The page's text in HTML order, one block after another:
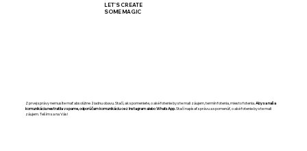
LET'S CREATE
SOME MAGIC
Z prvej správy nemusíte mať absolútne žiadnu obavu. Stačí, ak spomeniete, o aké fotenie by ste mali záujem, termín fotenia, miesto fotenia. Aby sa naša
komunikácia nestratila v spame, odporúčam komunikáciu cez Instagram alebo WhatsApp. Stačí napísať správu a spomenúť, o aké fotenie by ste mali
záujem. Teším sa na Vás!